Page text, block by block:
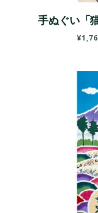
手ぬぐい「
¥